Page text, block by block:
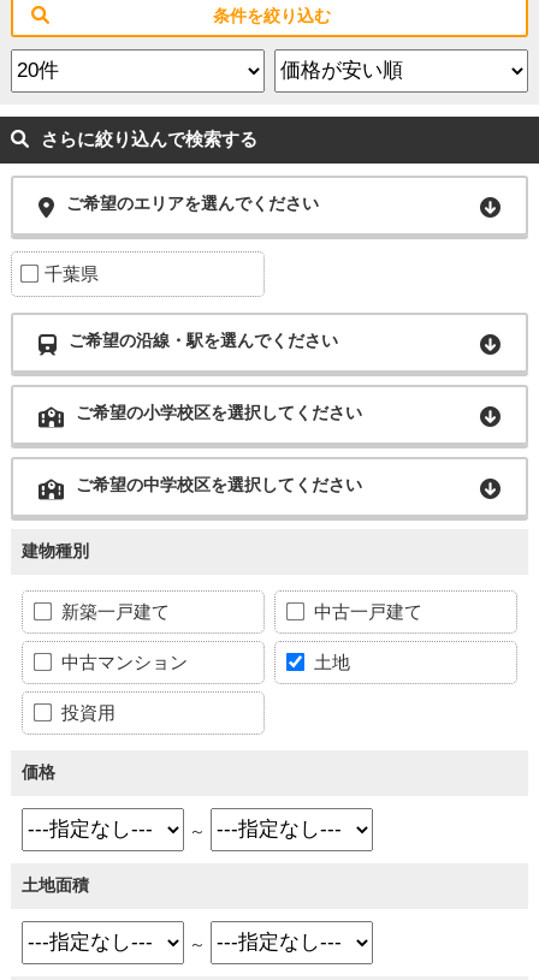
条件を絞り込む
さらに絞り込んで検索する
ご希望のエリアを選んでください
千葉県
ご希望の沿線・駅を選んでください
ご希望の小学校区を選択してください
ご希望の中学校区を選択してください
建物種別
新築一戸建て 中古一戸建て
中古マンション 土地
投資用
価格
～
土地面積
～